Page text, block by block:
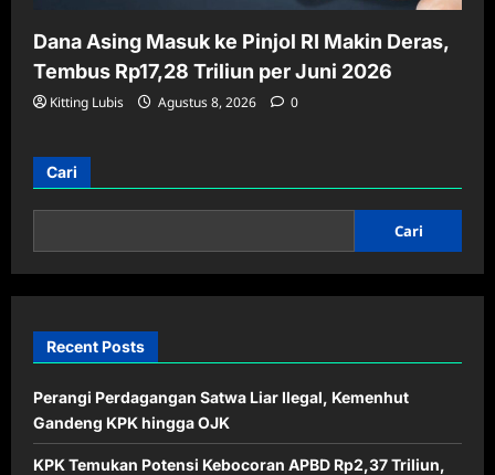
Dana Asing Masuk ke Pinjol RI Makin Deras,
Tembus Rp17,28 Triliun per Juni 2026
Kitting Lubis Agustus 8, 2026 0
Cari
Cari
Recent Posts
Perangi Perdagangan Satwa Liar Ilegal, Kemenhut
Gandeng KPK hingga OJK
KPK Temukan Potensi Kebocoran APBD Rp2,37 Triliun,